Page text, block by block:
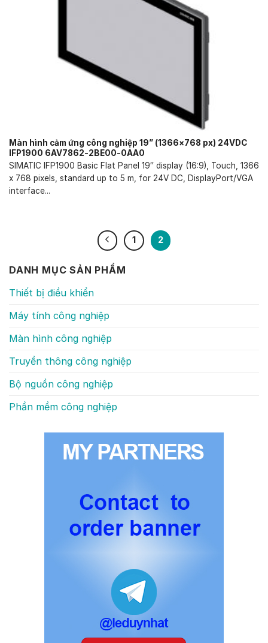
Màn hình cảm ứng công nghiệp 19” (1366×768 px) 24VDC
IFP1900 6AV7862-2BE00-0AA0
SIMATIC IFP1900 Basic Flat Panel 19″ display (16:9), Touch, 1366
x 768 pixels, standard up to 5 m, for 24V DC, DisplayPort/VGA
interface...
1 2
DANH MỤC SẢN PHẨM
Thiết bị điều khiển
Máy tính công nghiệp
Màn hình công nghiệp
Truyền thông công nghiệp
Bộ nguồn công nghiệp
Phần mềm công nghiệp